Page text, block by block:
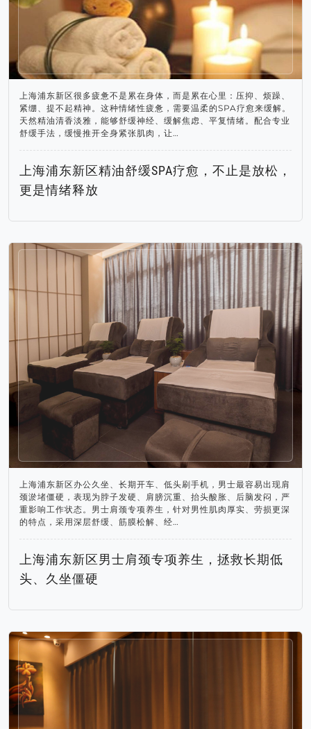
上海浦东新区很多疲惫不是累在身体，而是累在心里：压抑、烦躁、
紧绷、提不起精神。这种情绪性疲惫，需要温柔的SPA疗愈来缓解。
天然精油清香淡雅，能够舒缓神经、缓解焦虑、平复情绪。配合专业
舒缓手法，缓慢推开全身紧张肌肉，让…
上海浦东新区精油舒缓SPA疗愈，不止是放松，
更是情绪释放
上海浦东新区办公久坐、长期开车、低头刷手机，男士最容易出现肩
颈淤堵僵硬，表现为脖子发硬、肩膀沉重、抬头酸胀、后脑发闷，严
重影响工作状态。男士肩颈专项养生，针对男性肌肉厚实、劳损更深
的特点，采用深层舒缓、筋膜松解、经…
上海浦东新区男士肩颈专项养生，拯救长期低
头、久坐僵硬